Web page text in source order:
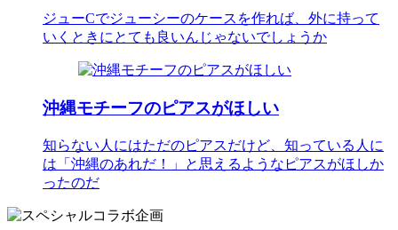
ジューCでジューシーのケースを作れば、外に持って
いくときにとても良いんじゃないでしょうか
沖縄モチーフのピアスがほしい
知らない人にはただのピアスだけど、知っている人に
は「沖縄のあれだ！」と思えるようなピアスがほしか
ったのだ